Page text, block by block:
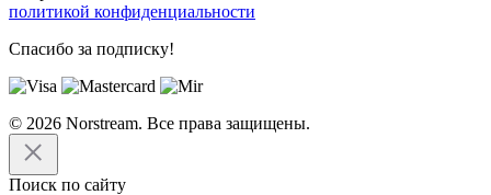
политикой конфиденциальности
Спасибо за подписку!
© 2026 Norstream. Все права защищены.
Поиск по сайту